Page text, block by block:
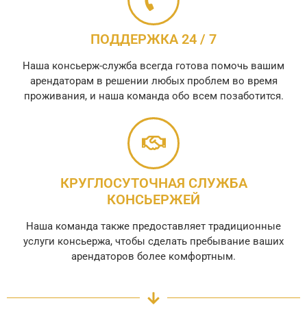
ПОДДЕРЖКА 24 / 7
Наша консьерж-служба всегда готова помочь вашим
арендаторам в решении любых проблем во время
проживания, и наша команда обо всем позаботится.
КРУГЛОСУТОЧНАЯ СЛУЖБА
КОНСЬЕРЖЕЙ
Наша команда также предоставляет традиционные
услуги консьержа, чтобы сделать пребывание ваших
арендаторов более комфортным.